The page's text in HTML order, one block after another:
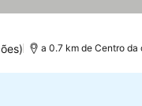
a 0.7 km de Centro da